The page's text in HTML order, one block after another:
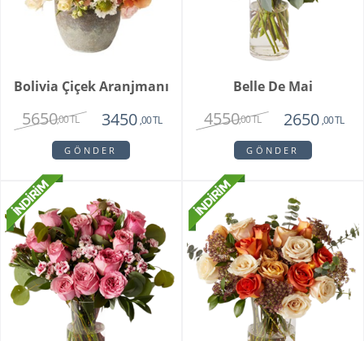
Bolivia Çiçek Aranjmanı
5650,00 TL 3450 ,00 TL
GÖNDER
Belle De Mai
4550,00 TL 2650 ,00 TL
GÖNDER